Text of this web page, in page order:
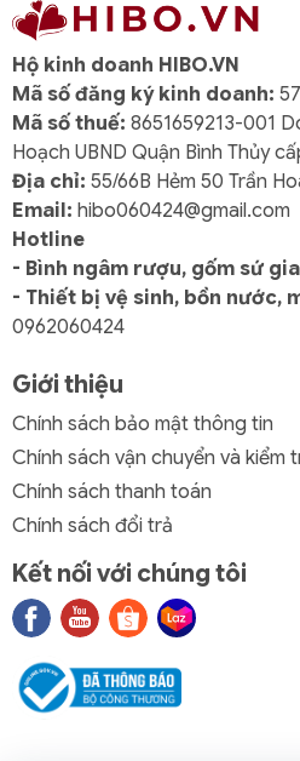
Hộ kinh doanh HIBO.VN
Mã số đăng ký kinh doanh:
Mã số thuế: 8651659213-001
Hoạch UBND Quận Bình Thủy
Địa chỉ: 55/66B Hẻm 50 Trần
Email: hibo060424@gmail.com
Hotline
- Bình ngâm rượu, gốm sứ
- Thiết bị vệ sinh, bồn nước,
0962060424
Giới thiệu
Chính sách bảo mật thông tin
Chính sách vận chuyển và kiểm
Chính sách thanh toán
Chính sách đổi trả
Kết nối với chúng tôi